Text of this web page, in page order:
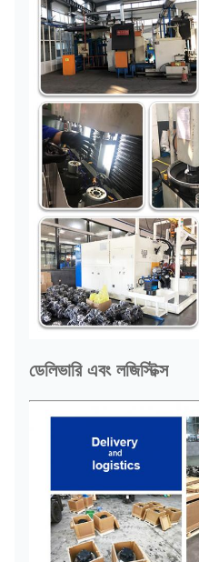
ডেলিভারি এবং লজিস্টিক্স